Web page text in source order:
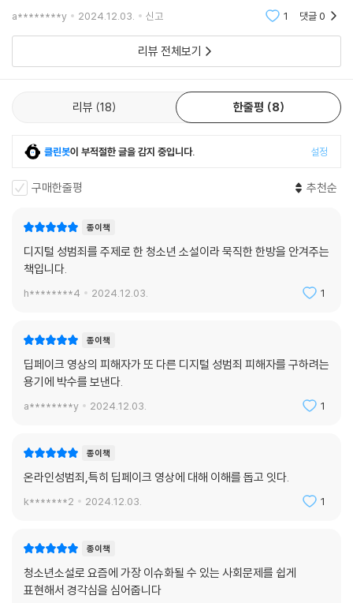
털어내고 이겨내려는 의지가 담뿍 담겨있는 책입니다. 딥
페이크 범죄의 심각성은 날로 증가되는 추세인데 놀랍게
도 피해자의 대부분은 10대 청소년이라니.. 한창
a********y 2024.12.03. 신고 1 댓글0
리뷰 전체보기
리뷰 18 한줄평 8
클린봇이 부적절한 글을 감지 중입니다. 설정
구매한줄평 추천순
종이책
디지털 성범죄를 주제로 한 청소년 소설이라 묵직한 한방을 안겨주는
책입니다.
h********4 2024.12.03. 1
종이책
딥페이크 영상의 피해자가 또 다른 디지털 성범죄 피해자를 구하려는
용기에 박수를 보낸다.
a********y 2024.12.03. 1
종이책
온라인성범죄,특히 딥페이크 영상에 대해 이해를 돕고 잇다.
k*******2 2024.12.03. 1
종이책
청소년소설로 요즘에 가장 이슈화될 수 있는 사회문제를 쉽게
표현해서 경각심을 심어줍니다